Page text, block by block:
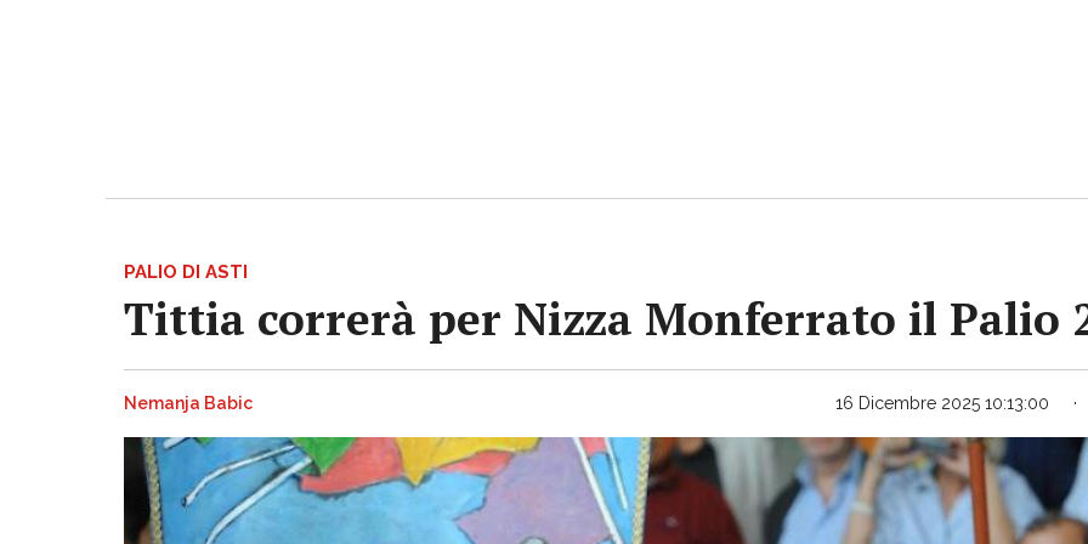
PALIO DI ASTI
Tittia correrà per Nizza Monferrato il Palio
Nemanja Babic 16 Dicembre 2025 10:13:00